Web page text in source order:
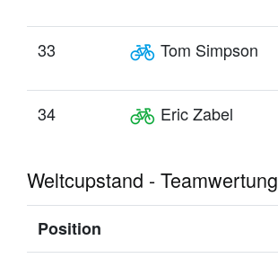
33 Tom Simpson
34 Eric Zabel
Weltcupstand - Teamwertung
Position